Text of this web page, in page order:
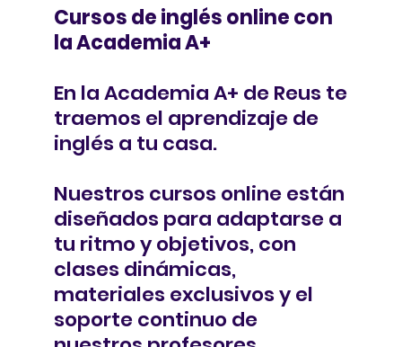
Cursos de inglés online con
la Academia A+
En la Academia A+ de Reus te
traemos el aprendizaje de
inglés a tu casa.
Nuestros cursos online están
diseñados para adaptarse a
tu ritmo y objetivos, con
clases dinámicas,
materiales exclusivos y el
soporte continuo de